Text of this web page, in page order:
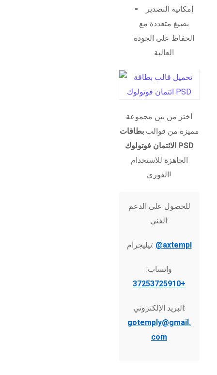
إمكانية التصدير
بصيغ متعددة مع
الحفاظ على الجودة
العالية
اختر من بين مجموعة
مميزة من قوالببطاقات
الائتمان فوتولوك PSD
الجاهزة للاستخدام
الفوري!
للحصول على الدعم
الفني:
تيليجرام: @axtempl
واتساب:
+37253725910
البريد الإلكتروني:
gotemply@gmail.
com